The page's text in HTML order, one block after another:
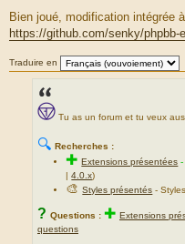
u
r
e
d
u
m
s
e
Bien joué, modification intégrée
https://github.com/senky/phpbb-
Traduire en
Tu as un forum et tu veux
🔍 Recherches :
✚Extensions présentées
|4.0.x)
🎨Styles présentés -
? Questions : ✚ Extensions
questions